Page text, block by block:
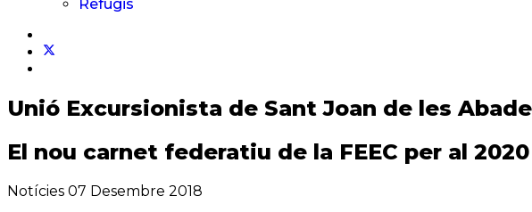
Refugis
Unió Excursionista de Sant Joan de les
El nou carnet federatiu de la FEEC per al 2020
Notícies 07 Desembre 2018